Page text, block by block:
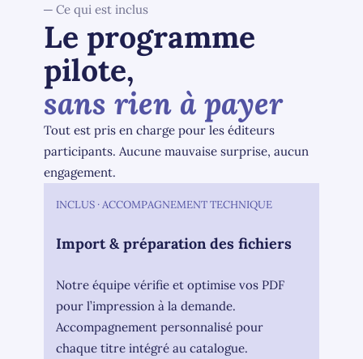
─ Ce qui est inclus
Le programme
pilote,
sans rien à payer
Tout est pris en charge pour les éditeurs
participants. Aucune mauvaise surprise, aucun
engagement.
INCLUS · ACCOMPAGNEMENT TECHNIQUE
Import & préparation des fichiers
Notre équipe vérifie et optimise vos PDF
pour l’impression à la demande.
Accompagnement personnalisé pour
chaque titre intégré au catalogue.